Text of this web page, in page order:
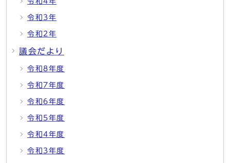
令和3年
令和2年
議会だより
令和8年度
令和7年度
令和6年度
令和5年度
令和4年度
令和3年度